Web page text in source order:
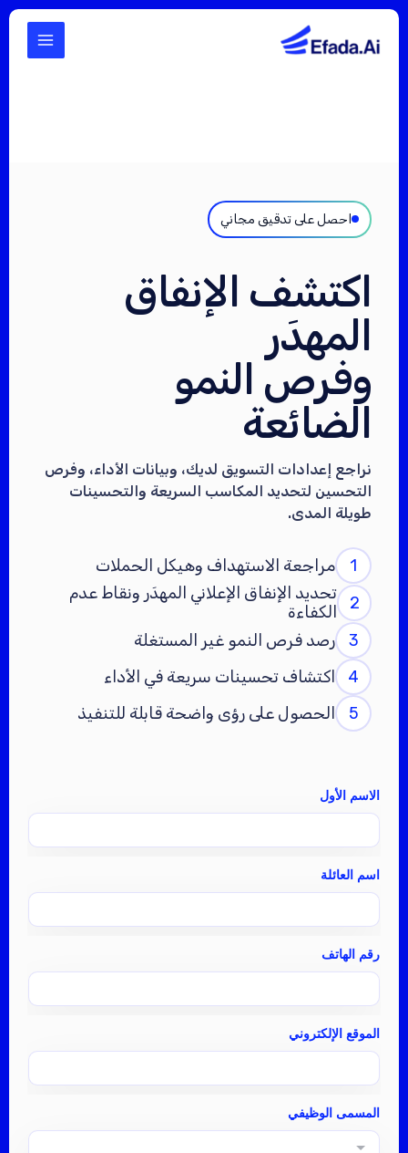
تخطي
المحتوى
احصل على تدقيق مجاني
اكتشف الإنفاق
المهدَر
وفرص النمو
الضائعة
نراجع إعدادات التسويق لديك، وبيانات الأداء، وفرص
التحسين لتحديد المكاسب السريعة والتحسينات
طويلة المدى.
1
مراجعة الاستهداف وهيكل الحملات
2
تحديد الإنفاق الإعلاني المهدَر ونقاط عدم
الكفاءة
3
رصد فرص النمو غير المستغلة
4
اكتشاف تحسينات سريعة في الأداء
5
الحصول على رؤى واضحة قابلة للتنفيذ
الاسم الأول
اسم العائلة
رقم الهاتف
الموقع الإلكتروني
المسمى الوظيفي